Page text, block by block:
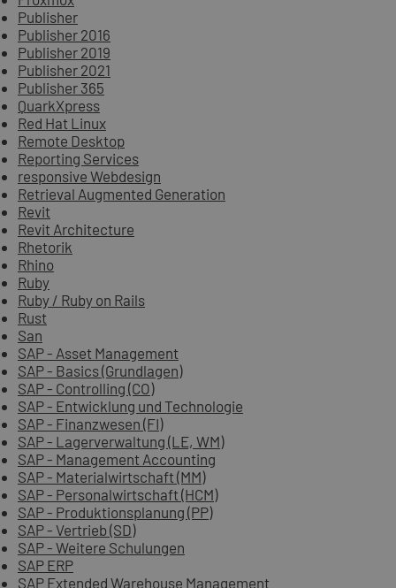
Publisher
Publisher 2016
Publisher 2019
Publisher 2021
Publisher 365
QuarkXpress
Red Hat Linux
Remote Desktop
Reporting Services
responsive Webdesign
Retrieval Augmented Generation
Revit
Revit Architecture
Rhetorik
Rhino
Ruby
Ruby / Ruby on Rails
Rust
San
SAP - Asset Management
SAP - Basics (Grundlagen)
SAP - Controlling (CO)
SAP - Entwicklung und Technologie
SAP - Finanzwesen (FI)
SAP - Lagerverwaltung (LE, WM)
SAP - Management Accounting
SAP - Materialwirtschaft (MM)
SAP - Personalwirtschaft (HCM)
SAP - Produktionsplanung (PP)
SAP - Vertrieb (SD)
SAP - Weitere Schulungen
SAP ERP
SAP Extended Warehouse Management